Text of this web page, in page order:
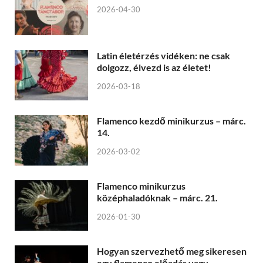
2026-04-30
Latin életérzés vidéken: ne csak
dolgozz, élvezd is az életet!
2026-03-18
Flamenco kezdő minikurzus – márc.
14.
2026-03-02
Flamenco minikurzus
középhaladóknak – márc. 21.
2026-01-30
Hogyan szervezhető meg sikeresen